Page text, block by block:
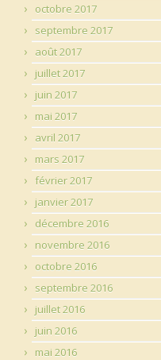
octobre 2017
septembre 2017
août 2017
juillet 2017
juin 2017
mai 2017
avril 2017
mars 2017
février 2017
janvier 2017
décembre 2016
novembre 2016
octobre 2016
septembre 2016
juillet 2016
juin 2016
mai 2016